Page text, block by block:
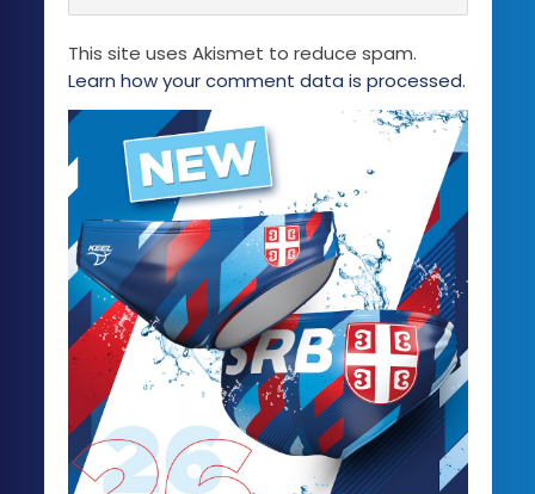
This site uses Akismet to reduce spam.
Learn how your comment data is processed.